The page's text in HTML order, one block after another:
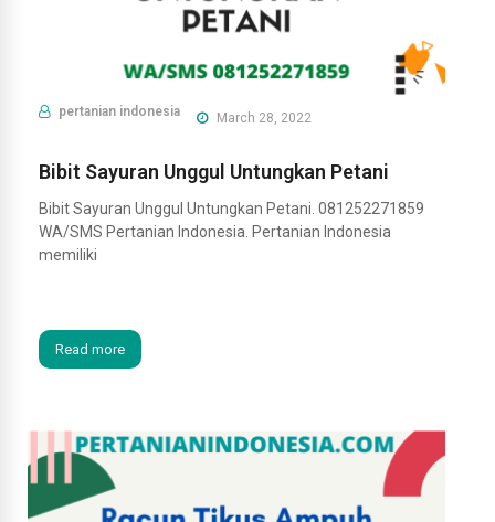
pertanian indonesia March 28, 2022
Bibit Sayuran Unggul Untungkan Petani
Bibit Sayuran Unggul Untungkan Petani. 081252271859
WA/SMS Pertanian Indonesia. Pertanian Indonesia
memiliki
Read more